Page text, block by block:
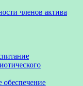
членов актива
обеспечение